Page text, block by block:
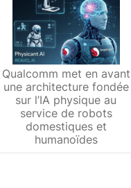
Qualcomm met en avant
une architecture fondée
sur l’IA physique au
service de robots
domestiques et
humanoïdes